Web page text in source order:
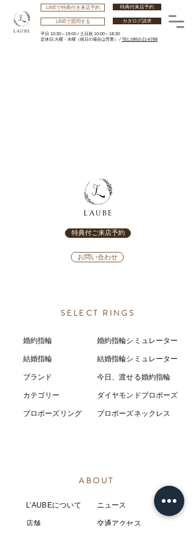
特典付来店予約
LINEで特典付き来店予約
カタログ請求
平日 10:30～19:00 / 土日祝 10:00～18:30
​定休日:火曜・水曜 （祝日の場合は営業） / TEL:0853-21-6788
LINEで質問する
特典付ご来店予約
お問い合わせ
SELECT RINGS
婚約指輪
結婚指輪
ブランド
カテゴリー
プロポーズリング
婚約指輪シミュレーター
結婚指輪シミ ュレーター
今日、渡せる婚約指輪
ダイヤモンドプロポーズ
プロポーズネックレス
ABOUT
L’AUBEについて
店舗
​ニュース
​交通アクセス